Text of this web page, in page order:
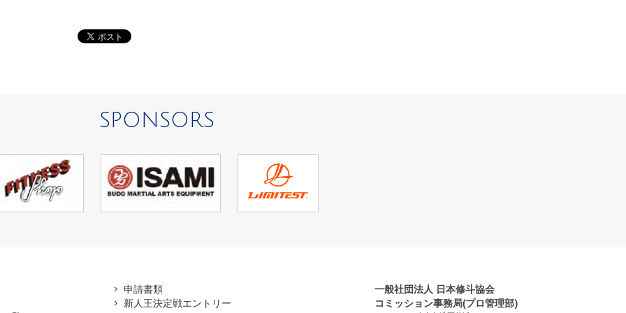
SPONSORS
マ
申請書類
新人王決定戦エントリー
一般社団法人 日本修斗協会
コミッション事務局(プロ管理部)